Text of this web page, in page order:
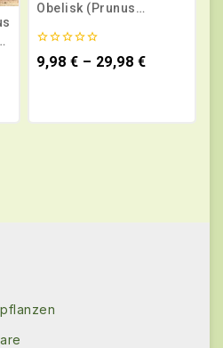
Obelisk (Prunus
0
von
9,98 € – 29,98 €